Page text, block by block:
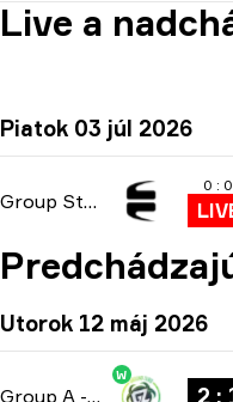
Live a
Piatok 03 júl 2026
Group Stage
0 : 0
Utorok 12 máj 2026
Group A - bo3
W
2 :